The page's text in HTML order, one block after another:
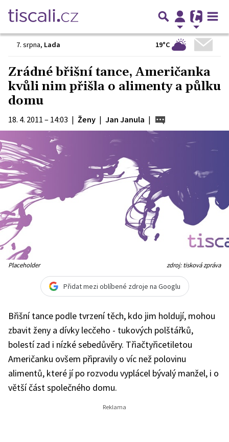
7. srpna, Lada 19°C
Zrádné břišní tance, Američanka
kvůli nim přišla o alimenty a půlku
domu
18. 4. 2011 – 14:03 | Ženy | Jan Janula |
Placeholder zdroj: tisková zpráva
Přidat mezi oblíbené zdroje na Googlu
Břišní tance podle tvrzení těch, kdo jim holdují, mohou
zbavit ženy a dívky lecčeho - tukových polštářků,
bolestí zad i nízké sebedůvěry. Třiačtyřicetiletou
Američanku ovšem připravily o víc než polovinu
alimentů, které jí po rozvodu vyplácel bývalý manžel, i o
větší část společného domu.